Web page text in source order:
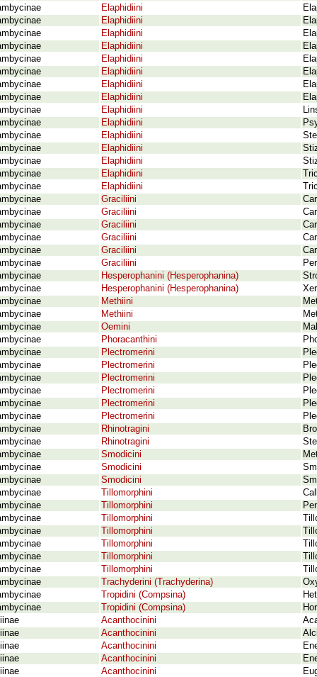
Elaphidiini
Elaphidiini
Elaphidiini
Elaphidiini
Elaphidiini
Elaphidiini
Elaphidiini
Elaphidiini
Elaphidiini
Elaphidiini
Elaphidiini
Elaphidiini
Elaphidiini
Elaphidiini
Elaphidiini
Graciliini
Graciliini
Graciliini
Graciliini
Graciliini
Graciliini
Hesperophanini (Hesperophanina)
Hesperophanini (Hesperophanina)
Methiini
Methiini
Oemini
Phoracanthini
Plectromerini
Plectromerini
Plectromerini
Plectromerini
Plectromerini
Plectromerini
Rhinotragini
Rhinotragini
Smodicini
Smodicini
Smodicini
Tillomorphini
Tillomorphini
Tillomorphini
Tillomorphini
Tillomorphini
Tillomorphini
Tillomorphini
Trachyderini (Trachyderina)
Tropidini (Compsina)
Tropidini (Compsina)
Acanthocinini
Acanthocinini
Acanthocinini
Acanthocinini
Acanthocinini